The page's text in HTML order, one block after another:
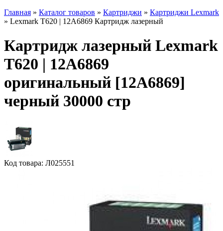
Главная » Каталог товаров » Картриджи » Картриджи Lexmark
» Lexmark T620 | 12A6869 Картридж лазерный
Картридж лазерный Lexmark
T620 | 12A6869
оригинальный [12A6869]
черный 30000 стр
Код товара: Л025551